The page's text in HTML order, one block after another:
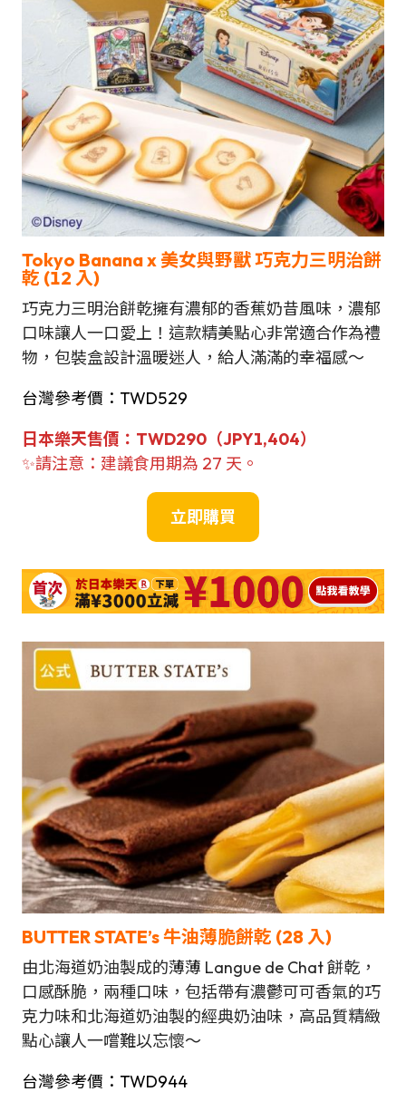
Tokyo Banana x 美女與野獸巧克力三明治餅
乾 (12 入)
巧克力三明治餅乾擁有濃郁的香蕉奶昔風味，濃郁
口味讓人一口愛上！這款精美點心非常適合作為禮
物，包裝盒設計溫暖迷人，給人滿滿的幸福感～
台灣參考價：TWD529
日本樂天售價 ： TWD290（JPY1,404）
✨請注意：建議食用期為 27 天。
立即購買
BUTTER STATE’s 牛油薄脆餅乾 (28 入)
由北海道奶油製成的薄薄 Langue de Chat 餅乾，
口感酥脆，兩種口味，包括帶有濃鬱可可香氣的巧
克力味和北海道奶油製的經典奶油味，高品質精緻
點心讓人一嚐難以忘懷～
台灣參考價：TWD944